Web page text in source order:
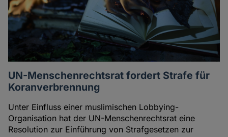
UN-Menschenrechtsrat fordert Strafe für
Koranverbrennung
Unter Einfluss einer muslimischen Lobbying-
Organisation hat der UN-Menschenrechtsrat eine
Resolution zur Einführung von Strafgesetzen zur